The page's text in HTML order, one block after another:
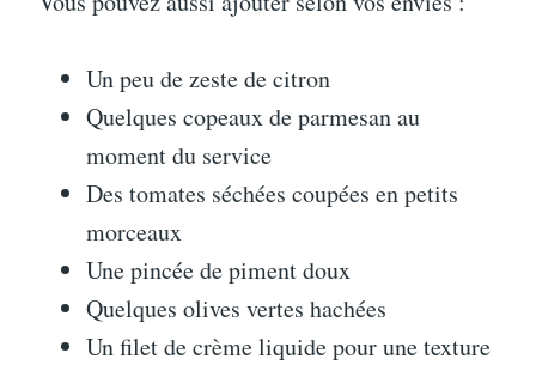
Un peu de zeste de citron
Quelques copeaux de parmesan au
moment du service
Des tomates séchées coupées en petits
morceaux
Une pincée de piment doux
Quelques olives vertes hachées
Un filet de crème liquide pour une texture